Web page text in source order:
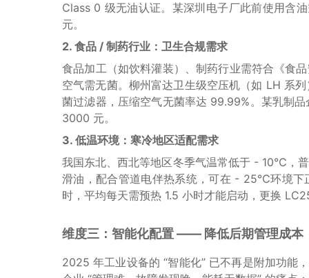
Class 0 级无油认证。某深圳电子厂此前使用含
元。
2. 食品 / 制药行业：卫生合规需求
食品加工（如饮料灌装）、制药行业需符合《食
空气需无菌。柳州富达卫生级空压机（如 LH 系
菌过滤器，压缩空气无菌率达 99.99%。某乳制
3000 元。
3. 低温环境：寒冷地区适配需求
我国东北、西北等地区冬季气温常低于 - 10℃，
滑油，配合管道电伴热系统，可在 - 25℃环境下
时，平均每天需预热 1.5 小时才能启动，更换
维度三：智能化配置 —— 降低后期管理成本
2025 年工业设备的 “智能化” 已不再是附加功能